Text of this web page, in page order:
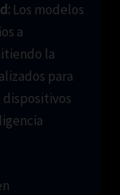
Los modelos
a
la
para